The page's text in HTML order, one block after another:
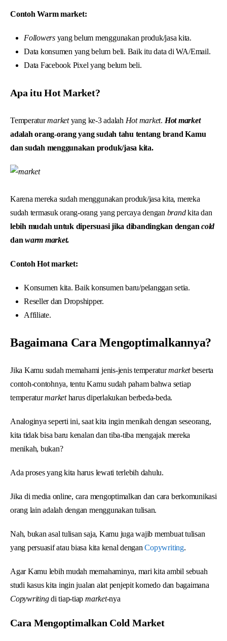
Contoh Warm market:
Followers yang belum menggunakan produk/jasa kita.
Data konsumen yang belum beli. Baik itu data di WA/Email.
Data Facebook Pixel yang belum beli.
Apa itu Hot Market?
Temperaturmarketyang ke-3 adalah Hot market. Hot market
adalah orang-orang yang sudah tahu tentang brand Kamu
dan sudah menggunakan produk/jasa kita.
Karena mereka sudah menggunakan produk/jasa kita, mereka
sudah termasuk orang-orang yang percaya dengan brandkita dan
lebih mudah untuk dipersuasi jika dibandingkan dengancold
danwarm market.
Contoh Hot market:
Konsumen kita. Baik konsumen baru/pelanggan setia.
Reseller dan Dropshipper.
Affiliate.
Bagaimana Cara Mengoptimalkannya?
Jika Kamu sudah memahami jenis-jenis temperaturmarketbeserta
contoh-contohnya, tentu Kamu sudah paham bahwa setiap
temperaturmarketharus diperlakukan berbeda-beda.
Analoginya seperti ini, saat kita ingin menikah dengan seseorang,
kita tidak bisa baru kenalan dan tiba-tiba mengajak mereka
menikah, bukan?
Ada proses yang kita harus lewati terlebih dahulu.
Jika di media online, cara mengoptimalkan dan cara berkomunikasi
orang lain adalah dengan menggunakan tulisan.
Nah, bukan asal tulisan saja, Kamu juga wajib membuat tulisan
yang persuasif atau biasa kita kenal denganCopywriting.
Agar Kamu lebih mudah memahaminya, mari kita ambil sebuah
studi kasus kita ingin jualan alat penjepit komedo dan bagaimana
Copywritingdi tiap-tiapmarket-nya
Cara Mengoptimalkan Cold Market